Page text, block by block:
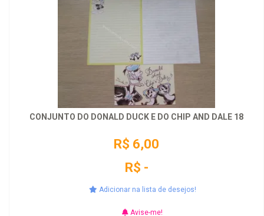
CONJUNTO DO DONALD DUCK E DO CHIP AND DALE 18
R$ 6,00
R$ -
Adicionar na lista de desejos!
Avise-me!